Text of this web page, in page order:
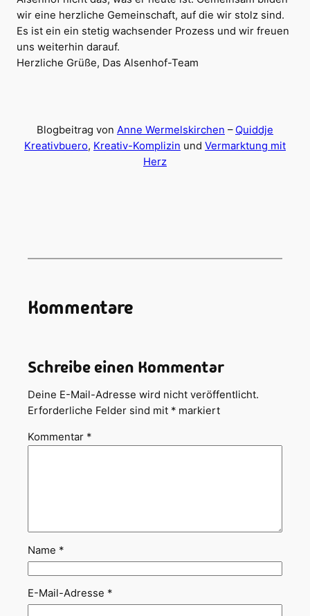
wir eine herzliche Gemeinschaft, auf die wir stolz sind.
Es ist ein ein stetig wachsender Prozess und wir freuen
uns weiterhin darauf.
Herzliche Grüße, Das Alsenhof-Team
Blogbeitrag von Anne Wermelskirchen – Quiddje
Kreativbuero, Kreativ-Komplizin und Vermarktung mit
Herz
Kommentare
Schreibe einen Kommentar
Deine E-Mail-Adresse wird nicht veröffentlicht.
Erforderliche Felder sind mit * markiert
Kommentar *
Name *
E-Mail-Adresse *